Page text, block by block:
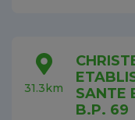
31.3km
SANTE
B.P. 69